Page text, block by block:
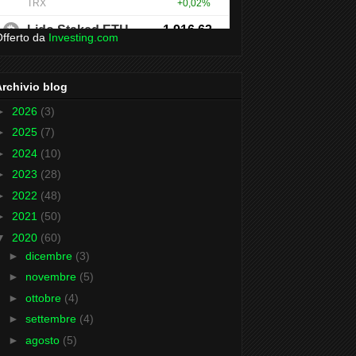
da Investing.com
blog
2026 (3)
2025 (7)
2024 (10)
2023 (28)
2022 (48)
2021 (50)
2020 (60)
► dicembre (3)
► novembre (5)
► ottobre (4)
► settembre (4)
► agosto (5)